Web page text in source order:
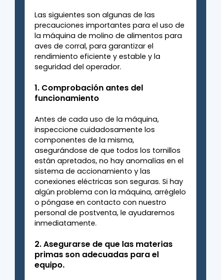
Las siguientes son algunas de las
precauciones importantes para el uso de
la máquina de molino de alimentos para
aves de corral, para garantizar el
rendimiento eficiente y estable y la
seguridad del operador.
1. Comprobación antes del
funcionamiento
Antes de cada uso de la máquina,
inspeccione cuidadosamente los
componentes de la misma,
asegurándose de que todos los tornillos
están apretados, no hay anomalías en el
sistema de accionamiento y las
conexiones eléctricas son seguras. Si hay
algún problema con la máquina, arréglelo
o póngase en contacto con nuestro
personal de postventa, le ayudaremos
inmediatamente.
2. Asegurarse de que las materias
primas son adecuadas para el
equipo.